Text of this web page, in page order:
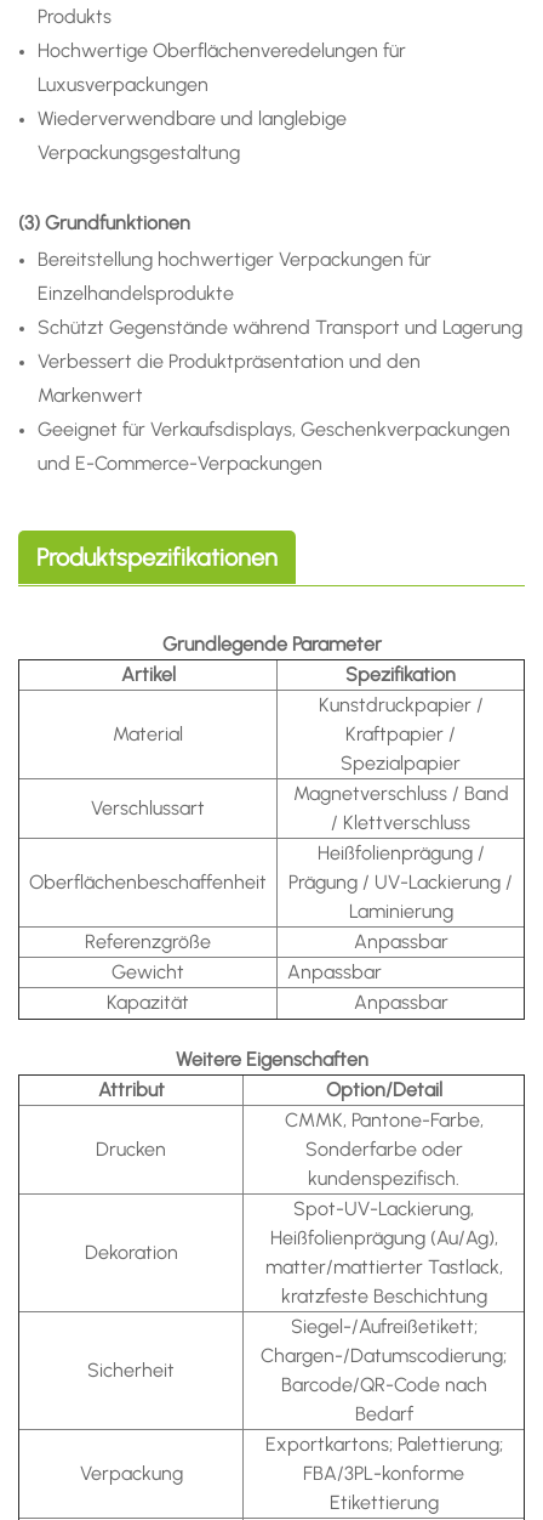
Produkts
Hochwertige Oberflächenveredelungen für
Luxusverpackungen
Wiederverwendbare und langlebige
Verpackungsgestaltung
(3) Grundfunktionen
Bereitstellung hochwertiger Verpackungen für
Einzelhandelsprodukte
Schützt Gegenstände während Transport und Lagerung
Verbessert die Produktpräsentation und den
Markenwert
Geeignet für Verkaufsdisplays, Geschenkverpackungen
und E-Commerce-Verpackungen
Produktspezifikationen
Grundlegende Parameter
Artikel
Spezifikation
Material
Kunstdruckpapier /
Kraftpapier /
Spezialpapier
Verschlussart
Magnetverschluss / Band
/ Klettverschluss
Oberflächenbeschaffenheit
Heißfolienprägung /
Prägung / UV-Lackierung /
Laminierung
Referenzgröße
Anpassbar
Gewicht
Anpassbar
Kapazität
Anpassbar
Weitere Eigenschaften
Attribut
Option/Detail
Drucken
CMMK, Pantone-Farbe,
Sonderfarbe oder
kundenspezifisch.
Dekoration
Spot-UV-Lackierung,
Heißfolienprägung (Au/Ag),
matter/mattierter Tastlack,
kratzfeste Beschichtung
Sicherheit
Siegel-/Aufreißetikett;
Chargen-/Datumscodierung;
Barcode/QR-Code nach
Bedarf
Verpackung
Exportkartons; Palettierung;
FBA/3PL-konforme
Etikettierung